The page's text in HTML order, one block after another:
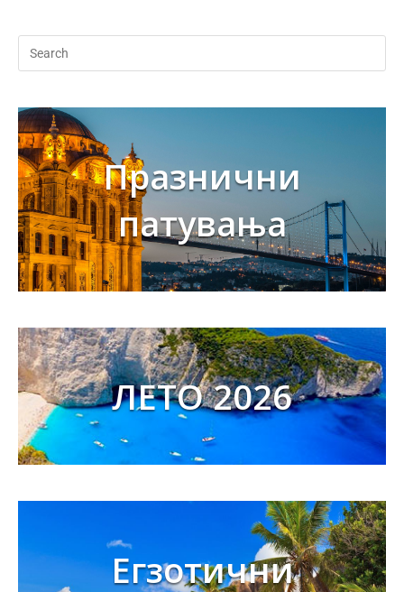
Празнични
патувања
ЛЕТО 2026
Егзотични